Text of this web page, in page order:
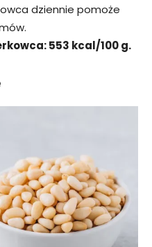
dziennie pomoże
553 kcal/100 g.